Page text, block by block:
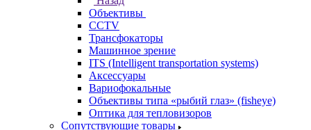
Объективы
CCTV
Трансфокаторы
Машинное зрение
ITS (Intelligent transportation systems)
Аксессуары
Вариофокальные
Объективы типа «рыбий глаз» (fisheye)
Оптика для тепловизоров
Сопутствующие товары